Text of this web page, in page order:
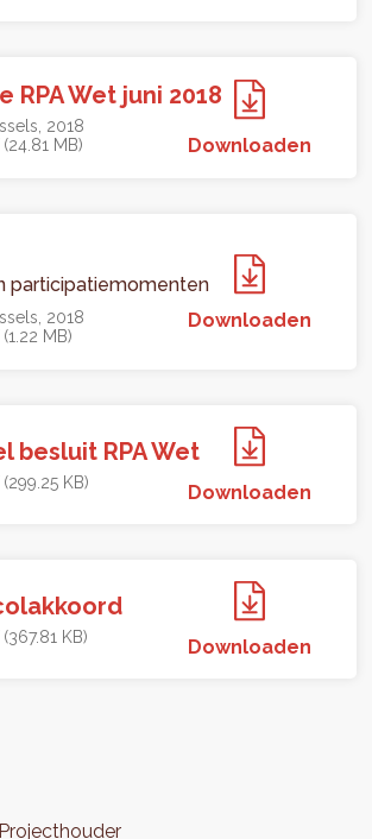
RPA Wet juni 2018
2018
MB)
Downloaden
participatiemomenten
2018
MB)
Downloaden
besluit RPA Wet
KB) Downloaden
KB) Downloaden
Projecthouder